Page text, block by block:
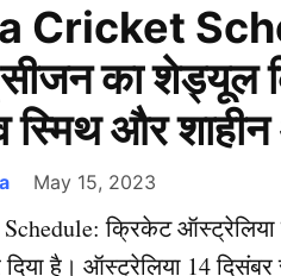
Cricket
का शेड्यूल
स्मिथ और
May 15, 2023
क्रिकेट
है। ऑस्ट्रेलिया 14